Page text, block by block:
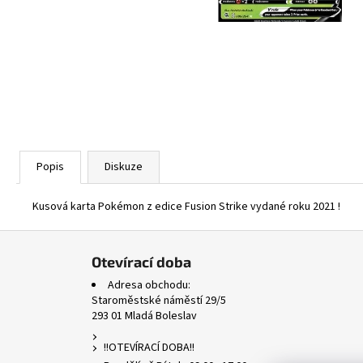
Popis Diskuze
Kusová karta Pokémon z edice Fusion Strike vydané roku 2021 !
Otevírací doba
Adresa obchodu:
Staroměstské náměstí 29/5
293 01 Mladá Boleslav
!!OTEVÍRACÍ DOBA!!